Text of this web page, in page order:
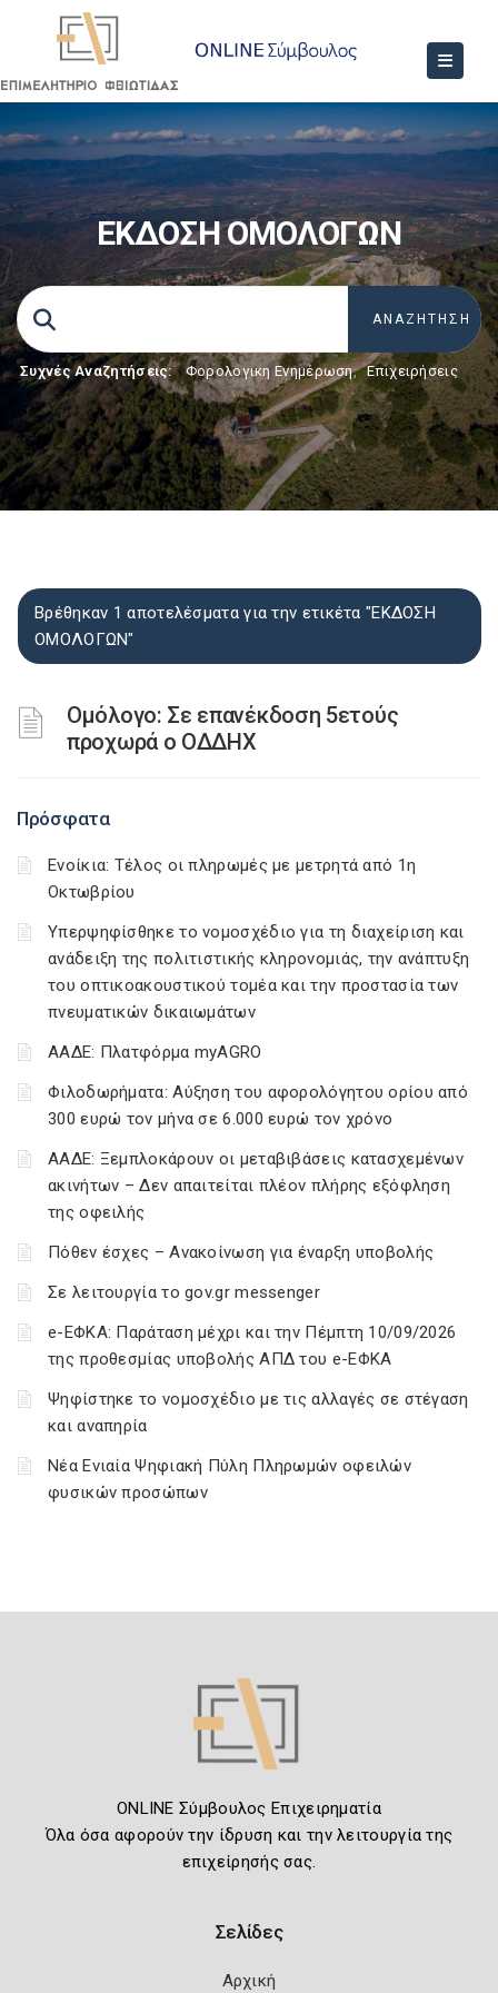
ΕΚΔΟΣΗ ΟΜΟΛΟΓΩΝ
Συχνές Αναζητήσεις: Φορολογικη Ενημέρωση, Επιχειρήσεις
Βρέθηκαν 1 αποτελέσματα για την ετικέτα "ΕΚΔΟΣΗ
ΟΜΟΛΟΓΩΝ"
Ομόλογο: Σε επανέκδοση 5ετούς
προχωρά ο ΟΔΔΗΧ
Πρόσφατα
Ενοίκια: Τέλος οι πληρωμές με μετρητά από 1η
Οκτωβρίου
Υπερψηφίσθηκε το νομοσχέδιο για τη διαχείριση και
ανάδειξη της πολιτιστικής κληρονομιάς, την ανάπτυξη
του οπτικοακουστικού τομέα και την προστασία των
πνευματικών δικαιωμάτων
ΑΑΔΕ: Πλατφόρμα myAGRO
Φιλοδωρήματα: Αύξηση του αφορολόγητου ορίου από
300 ευρώ τον μήνα σε 6.000 ευρώ τον χρόνο
ΑΑΔΕ: Ξεμπλοκάρουν οι μεταβιβάσεις κατασχεμένων
ακινήτων – Δεν απαιτείται πλέον πλήρης εξόφληση
της οφειλής
Πόθεν έσχες – Ανακοίνωση για έναρξη υποβολής
Σε λειτουργία το gov.gr messenger
e-ΕΦΚΑ: Παράταση μέχρι και την Πέμπτη 10/09/2026
της προθεσμίας υποβολής ΑΠΔ του e-ΕΦΚΑ
Ψηφίστηκε το νομοσχέδιο με τις αλλαγές σε στέγαση
και αναπηρία
Νέα Ενιαία Ψηφιακή Πύλη Πληρωμών οφειλών
φυσικών προσώπων
ONLINE Σύμβουλος Επιχειρηματία
Όλα όσα αφορούν την ίδρυση και την λειτουργία της
επιχείρησής σας.
Σελίδες
Αρχική